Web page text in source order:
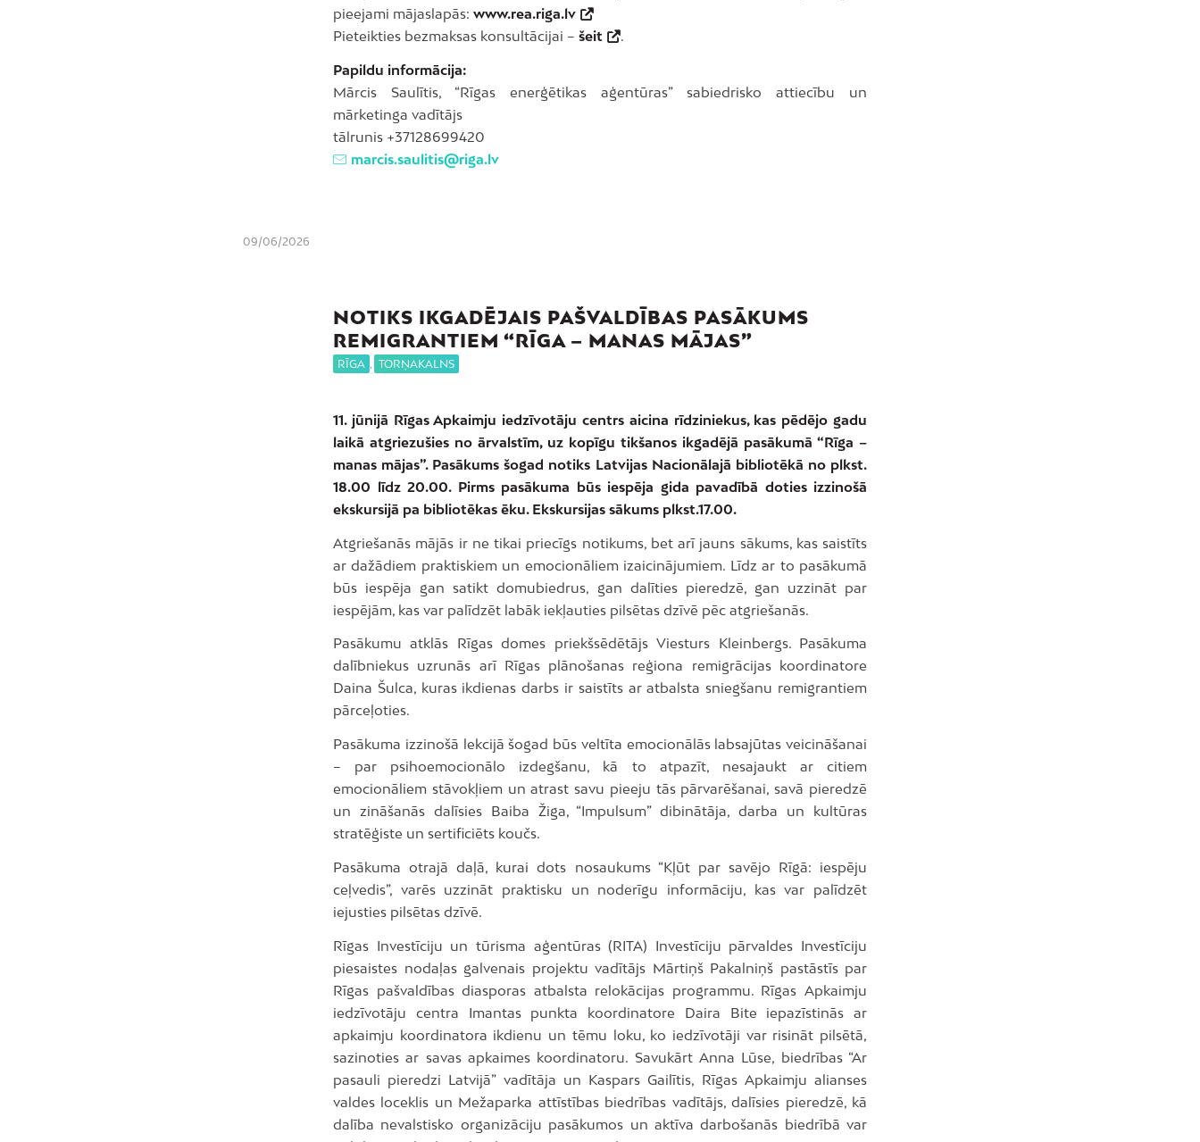
pieejami mājaslapās: www.rea.riga.lv
Pieteikties bezmaksas konsultācijai – šeit .
Papildu informācija:
Mārcis Saulītis, “Rīgas enerģētikas aģentūras” sabiedrisko attiecību un
mārketinga vadītājs
tālrunis +37128699420
marcis.saulitis@riga.lv
09/06/2026
NOTIKS IKGADĒJAIS PAŠVALDĪBAS PASĀKUMS
REMIGRANTIEM “RĪGA – MANAS MĀJAS”
RĪGA , TORŅAKALNS
11. jūnijā Rīgas Apkaimju iedzīvotāju centrs aicina rīdziniekus, kas pēdējo gadu
laikā atgriezušies no ārvalstīm, uz kopīgu tikšanos ikgadējā pasākumā “Rīga –
manas mājas”. Pasākums šogad notiks Latvijas Nacionālajā bibliotēkā no plkst.
18.00 līdz 20.00. Pirms pasākuma būs iespēja gida pavadībā doties izzinošā
ekskursijā pa bibliotēkas ēku. Ekskursijas sākums plkst.17.00.
Atgriešanās mājās ir ne tikai priecīgs notikums, bet arī jauns sākums, kas saistīts
ar dažādiem praktiskiem un emocionāliem izaicinājumiem. Līdz ar to pasākumā
būs iespēja gan satikt domubiedrus, gan dalīties pieredzē, gan uzzināt par
iespējām, kas var palīdzēt labāk iekļauties pilsētas dzīvē pēc atgriešanās.
Pasākumu atklās Rīgas domes priekšsēdētājs Viesturs Kleinbergs. Pasākuma
dalībniekus uzrunās arī Rīgas plānošanas reģiona remigrācijas koordinatore
Daina Šulca, kuras ikdienas darbs ir saistīts ar atbalsta sniegšanu remigrantiem
pārceļoties.
Pasākuma izzinošā lekcijā šogad būs veltīta emocionālās labsajūtas veicināšanai
– par psihoemocionālo izdegšanu, kā to atpazīt, nesajaukt ar citiem
emocionāliem stāvokļiem un atrast savu pieeju tās pārvarēšanai, savā pieredzē
un zināšanās dalīsies Baiba Žiga, “Impulsum” dibinātāja, darba un kultūras
stratēģiste un sertificiēts koučs.
Pasākuma otrajā daļā, kurai dots nosaukums “Kļūt par savējo Rīgā: iespēju
ceļvedis”, varēs uzzināt praktisku un noderīgu informāciju, kas var palīdzēt
iejusties pilsētas dzīvē.
Rīgas Investīciju un tūrisma aģentūras (RITA) Investīciju pārvaldes Investīciju
piesaistes nodaļas galvenais projektu vadītājs Mārtiņš Pakalniņš pastāstīs par
Rīgas pašvaldības diasporas atbalsta relokācijas programmu. Rīgas Apkaimju
iedzīvotāju centra Imantas punkta koordinatore Daira Bite iepazīstinās ar
apkaimju koordinatora ikdienu un tēmu loku, ko iedzīvotāji var risināt pilsētā,
sazinoties ar savas apkaimes koordinatoru. Savukārt Anna Lūse, biedrības “Ar
pasauli pieredzi Latvijā” vadītāja un Kaspars Gailītis, Rīgas Apkaimju alianses
valdes loceklis un Mežaparka attīstības biedrības vadītājs, dalīsies pieredzē, kā
dalība nevalstisko organizāciju pasākumos un aktīva darbošanās biedrībā var